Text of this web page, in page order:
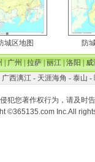
城区地图 防
|广州|拉萨|丽江|洛阳|威
广西漓江- 天涯海角 - 泰山 -
犯您著作权行为，请及时
©365135.com Inc.All